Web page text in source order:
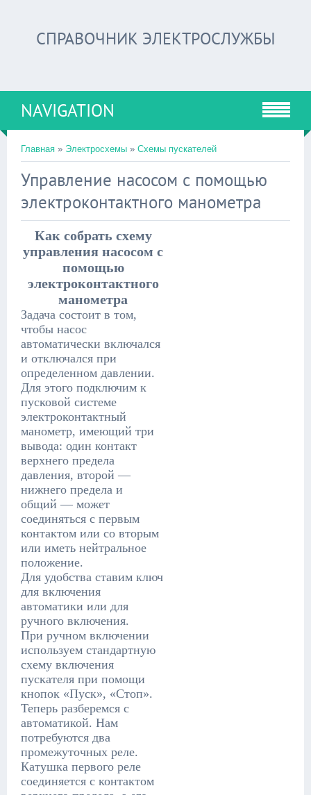
СПРАВОЧНИК ЭЛЕКТРОСЛУЖБЫ
NAVIGATION
Главная » Электросхемы » Схемы пускателей
Управление насосом с помощью
электроконтактного манометра
Как собрать схему
управления насосом с
помощью
электроконтактного
манометра
Задача состоит в том,
чтобы насос
автоматически включался
и отключался при
определенном давлении.
Для этого подключим к
пусковой системе
электроконтактный
манометр, имеющий три
вывода: один контакт
верхнего предела
давления, второй —
нижнего предела и
общий — может
соединяться с первым
контактом или со вторым
или иметь нейтральное
положение.
Для удобства ставим ключ
для включения
автоматики или для
ручного включения.
При ручном включении
используем стандартную
схему включения
пускателя при помощи
кнопок «Пуск», «Стоп».
Теперь разберемся с
автоматикой. Нам
потребуются два
промежуточных реле.
Катушка первого реле
соединяется с контактом